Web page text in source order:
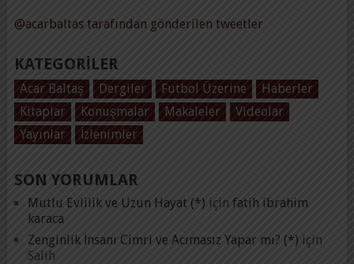
@acarbaltas tarafından gönderilen tweetler
KATEGORILER
Acar Baltaş Dergiler Futbol Üzerine
Haberler
Kitaplar
Konuşmalar Makaleler
Videolar
Yayınlar
İzlenimler
SON YORUMLAR
Mutlu Evlilik ve Uzun Hayat (*) için fatih ibrahim
karaca
Zenginlik İnsanı Cimri ve Acımasız Yapar mı? (*) için
Salih